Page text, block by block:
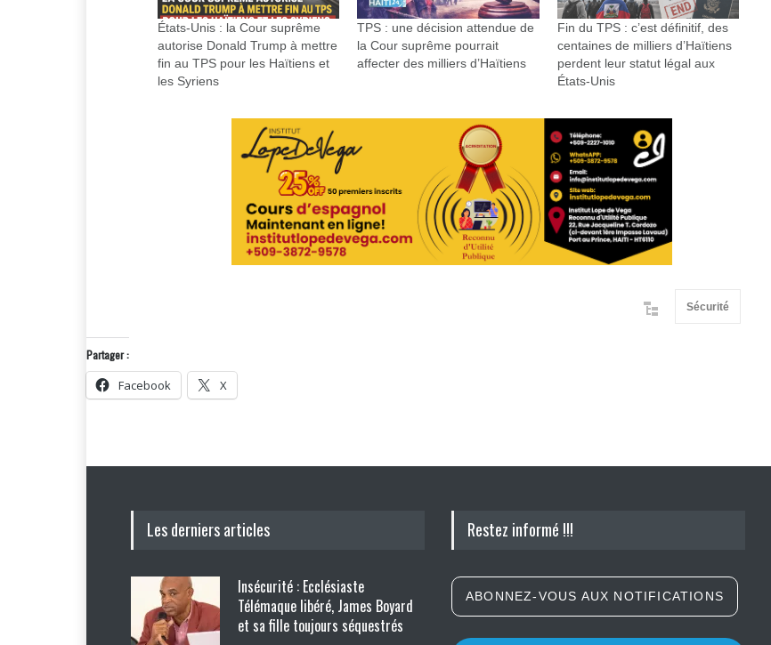
États-Unis : la Cour suprême
autorise Donald Trump à mettre
fin au TPS pour les Haïtiens et
les Syriens
TPS : une décision attendue de
la Cour suprême pourrait
affecter des milliers d’Haïtiens
Fin du TPS : c’est définitif, des
centaines de milliers d’Haïtiens
perdent leur statut légal aux
États-Unis
Sécurité
Partager :
Facebook X
Les derniers articles
Insécurité : Ecclésiaste
Télémaque libéré, James Boyard
et sa fille toujours séquestrés
Restez informé !!!
ABONNEZ-VOUS AUX NOTIFICATIONS